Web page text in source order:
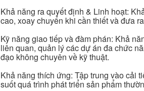
Khả năng ra quyết định & Linh hoạt:
cao, xoay chuyển khi cần thiết và đưa
Kỹ năng giao tiếp và đàm phán: Khả
liên quan, quản lý các dự án đa chức
đạo không chuyên về kỹ thuật.
Khả năng thích ứng: Tập trung vào cải
suốt quá trình phát triển sản phẩm